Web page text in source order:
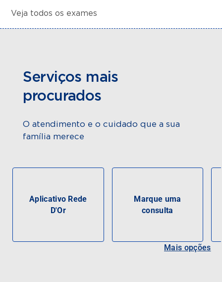
Veja todos os exames
Serviços mais
procurados
O atendimento e o cuidado que a sua
família merece
Aplicativo Rede
D'Or
Marque uma
consulta
Mais opções